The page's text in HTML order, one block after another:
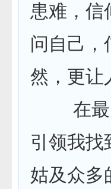
患难，信
问自己，
然，更让
在最困
引领我找
姑及众多